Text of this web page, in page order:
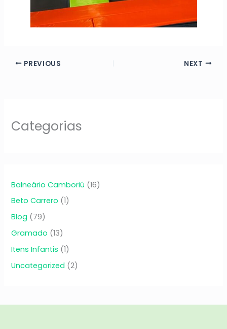
PREVIOUS NEXT
Categorias
Balneário Camboriú (16)
Beto Carrero (1)
Blog (79)
Gramado (13)
Itens Infantis (1)
Uncategorized (2)